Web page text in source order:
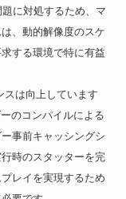
に対処するため、マ
、動的解像度のスケ
する環境で特に有益
スは向上しています
のコンパイルによる
事前キャッシングシ
時のスタッターを完
レイを実現するため